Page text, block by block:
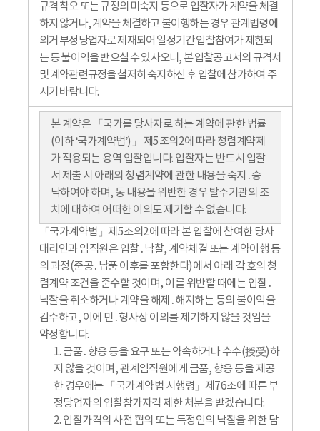
규격 착오 또는 규정의 미숙지 등으로 입찰자가 계약을 체결
하지 않거나, 계약을 체결하고 불이행하는 경우 관계법령에
의거 부정당업자로 제재되어 일정기간 입찰참여가 제한되
는 등 불이익을 받으실 수 있사오니, 본 입찰공고서의 규격서
및 계약관련규정을 철저히 숙지하신 후 입찰에 참가하여 주
시기 바랍니다.
본 계약은 「국가를 당사자로 하는 계약에 관한 법률
(이하 ‘국가계약법’)」 제5조의2에 따라 청렴계약제
가 적용되는 용역 입찰입니다. 입찰자는 반드시 입찰
서 제출 시 아래의 청렴계약에 관한 내용을 숙지․승
낙하여야 하며, 동 내용을 위반한 경우 발주기관의 조
치에 대하여 어떠한 이의도 제기할 수 없습니다.
「국가계약법」제5조의2에 따라 본 입찰에 참여한 당사
대리인과 임직원은 입찰․낙찰, 계약체결 또는 계약이행 등
의 과정(준공․납품 이후를 포함한다)에서 아래 각 호의 청
렴계약 조건을 준수할 것이며, 이를 위반할 때에는 입찰․
낙찰을 취소하거나 계약을 해제․해지하는 등의 불이익을
감수하고, 이에 민․형사상 이의를 제기하지 않을 것임을
약정합니다.
1. 금품․향응 등을 요구 또는 약속하거나 수수(授受)하
지 않을 것이며, 관계임직원에게 금품, 향응 등을 제공
한 경우에는 「국가계약법 시행령」제76조에 따른 부
정당업자의 입찰참가자격 제한 처분을 받겠습니다.
2. 입찰가격의 사전 협의 또는 특정인의 낙찰을 위한 담